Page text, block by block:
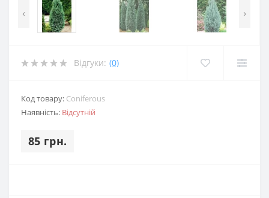
‹ ›
Відгуки: (0)
Код товару: Coniferous
Наявність: Відсутній
85 грн.